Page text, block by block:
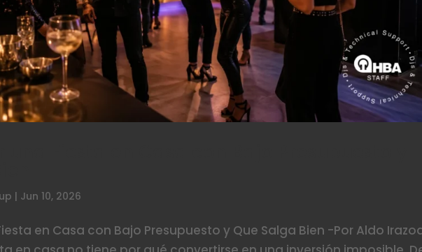
| Jun 10, 2026
en Casa con Bajo Presupuesto y Que Salga Bien -Por Aldo